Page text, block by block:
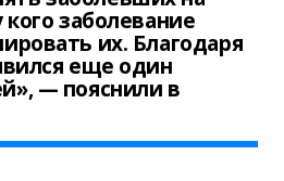
заболевание
их. Благодаря
еще один
— пояснили в